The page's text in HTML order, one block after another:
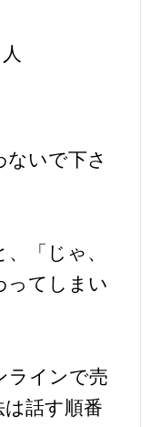
ないで下さ
「じゃ、
ってしまい
ラインで売
話す順番